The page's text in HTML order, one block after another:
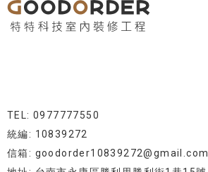
TEL: 0977777550
統編: 10839272
信箱: goodorder10839272@gmail.com